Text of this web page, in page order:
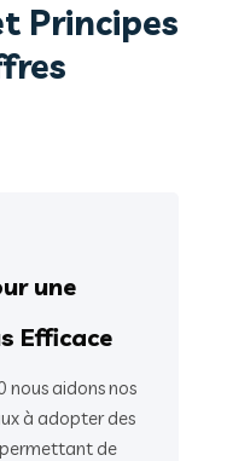
Principes
une
Efficace
nous aidons nos
à adopter des
de